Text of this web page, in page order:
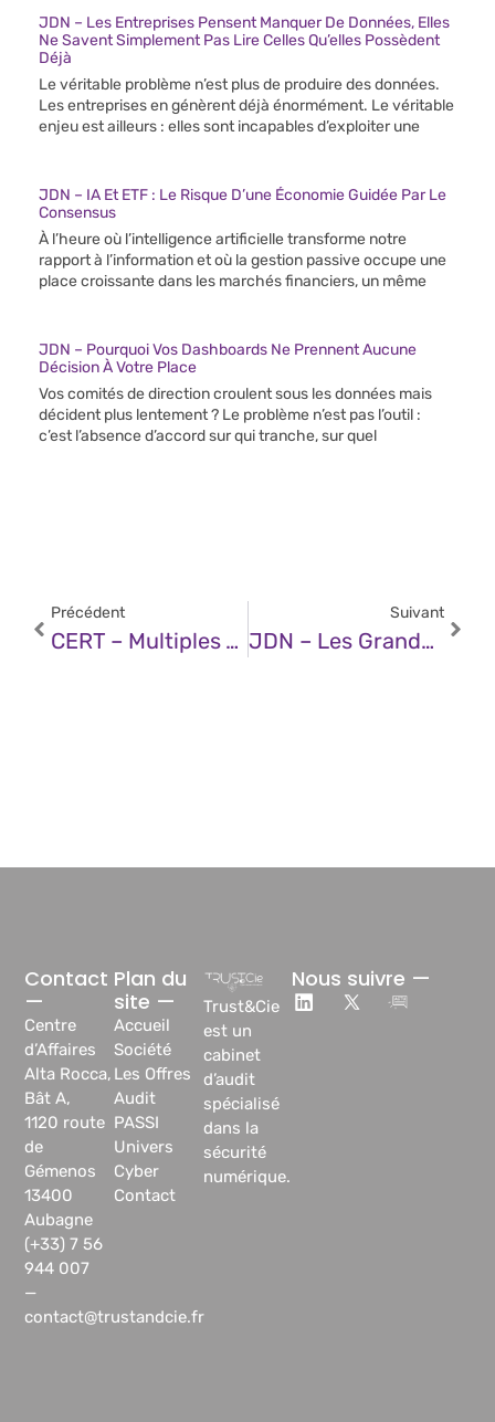
JDN – Les Entreprises Pensent Manquer De Données, Elles
Ne Savent Simplement Pas Lire Celles Qu’elles Possèdent
Déjà
Le véritable problème n’est plus de produire des données.
Les entreprises en génèrent déjà énormément. Le véritable
enjeu est ailleurs : elles sont incapables d’exploiter une
JDN – IA Et ETF : Le Risque D’une Économie Guidée Par Le
Consensus
À l’heure où l’intelligence artificielle transforme notre
rapport à l’information et où la gestion passive occupe une
place croissante dans les marchés financiers, un même
JDN – Pourquoi Vos Dashboards Ne Prennent Aucune
Décision À Votre Place
Vos comités de direction croulent sous les données mais
décident plus lentement ? Le problème n’est pas l’outil :
c’est l’absence d’accord sur qui tranche, sur quel
Précédent
CERT – Multiples Vulnérabilités Dans Google Chrome (29 Janvier 2025)
Suivant
JDN – Les Grandes Tendances De 2025 Qui Vont Redéfinir Les Entreprises Françaises
Trust&Cie
est un
cabinet
d’audit
spécialisé
dans la
sécurité
numérique.
Plan du
site —
Accueil
Société
Les Offres
Audit
PASSI
Univers
Cyber
Contact
Contact
—
Centre
d’Affaires
Alta Rocca,
Bât A,
1120 route
de
Gémenos
13400
Aubagne
(+33) 7 56
944 007
—
contact@trustandcie.fr
Nous suivre —